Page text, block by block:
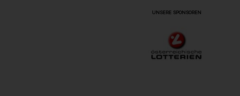
UNSERE SPONSOREN